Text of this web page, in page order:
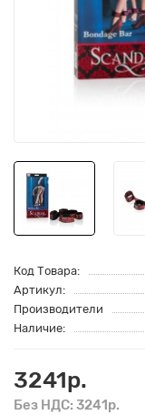
Код Товара:
Артикул:
Производители
Наличие:
3241р.
Без НДС: 3241р.